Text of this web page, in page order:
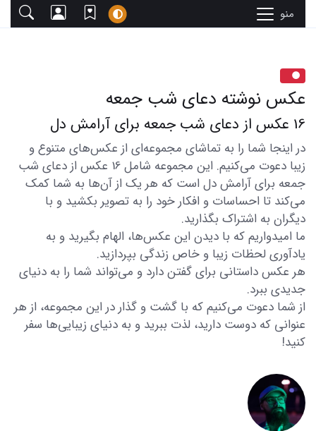
منو
عکس نوشته دعای شب جمعه
16 عکس از دعای شب جمعه برای آرامش دل
در اینجا شما را به تماشای مجموعه‌ای از عکس‌های متنوع و
زیبا دعوت می‌کنیم. این مجموعه شامل 16 عکس از دعای شب
جمعه برای آرامش دل است که هر یک از آن‌ها به شما کمک
می‌کند تا احساسات و افکار خود را به تصویر بکشید و با
دیگران به اشتراک بگذارید.
ما امیدواریم که با دیدن این عکس‌ها، الهام بگیرید و به
یادآوری لحظات زیبا و خاص زندگی بپردازید.
هر عکس داستانی برای گفتن دارد و می‌تواند شما را به دنیای
جدیدی ببرد.
از شما دعوت می‌کنیم که با گشت و گذار در این مجموعه، از هر
عنوانی که دوست دارید، لذت ببرید و به دنیای زیبایی‌ها سفر
کنید!